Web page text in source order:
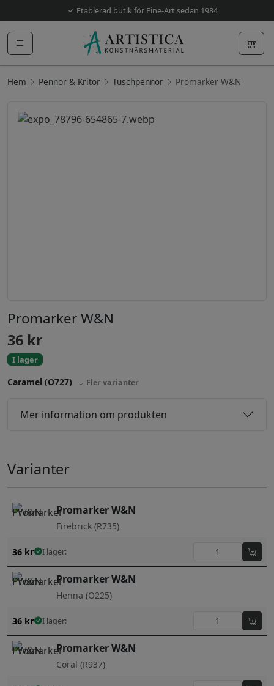
Etablerad butik för Fine-Art sedan 1984
Hem Pennor & Kritor Tuschpennor Promarker W&N
Promarker W&N
36 kr
I lager
Caramel (O727) Fler varianter
Mer information om produkten
Varianter
Promarker W&N
Firebrick (R735)
36 kr I lager:
Promarker W&N
Henna (O225)
36 kr I lager:
Promarker W&N
Coral (R937)